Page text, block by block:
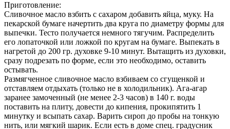
Приготовление:
Сливочное масло взбить с сахаром добавить яйца, муку. На
пекарской бумаге начертить два круга по диаметру формы для
выпечки. Тесто получается немного тягучим. Распределить
его лопаточкой или ложкой по кругам на бумаге. Выпекать в
нагретой до 200 гр. духовке 9-10 минут. Вытащить из духовки,
сразу подрезать по форме, если это необходимо, оставить
остывать.
Размягченное сливочное масло взбиваем со сгущенкой и
отставляем отдыхать (только не в холодильник). Ага-агар
заранее замоченный (не менее 2-3 часов) в 140 г. воды
поставить на плиту, довести до кипения, прокипятить 1
минутку и всыпать сахар. Варить сироп до пробы на тонкую
нить, или мягкий шарик. Если есть в доме спец. градусник